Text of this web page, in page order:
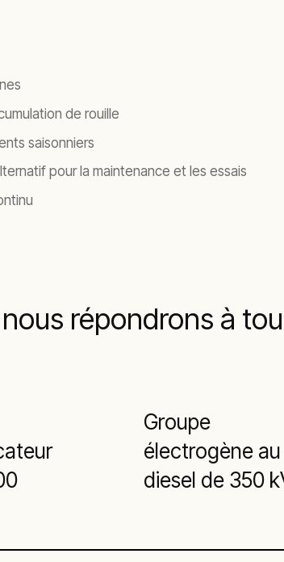
de rouille
saisonniers
pour la maintenance et les essais
répondrons à
Groupe
électrogène au
diesel de 350